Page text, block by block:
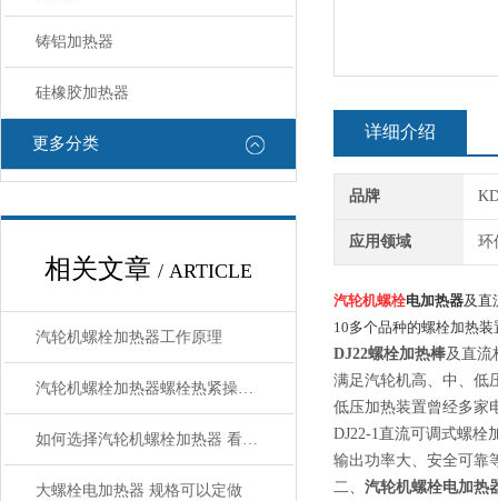
铸铝加热器
硅橡胶加热器
更多分类
相关文章 / ARTICLE
汽轮机螺栓加热器工作原理
汽轮机螺栓加热器螺栓热紧操作程序
如何选择汽轮机螺栓加热器 看了规格就明白了
大螺栓电加热器 规格可以定做
详细介绍
品牌
应用领域 环
汽轮机螺栓电加热器及直
10多个品种的螺栓加热
DJ22螺栓加热棒及直
满足汽轮机高、中、低
低压加热装置曾经多家
DJ22-1直流可调式螺栓
输出功率大、安全可靠
二、 汽轮机螺栓电加热